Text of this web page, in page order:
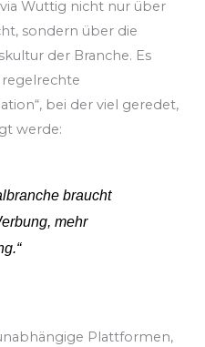
Wuttig nicht nur über
sondern über die
der Branche. Es
bei der viel geredet,
werde:
braucht
mehr
Plattformen,